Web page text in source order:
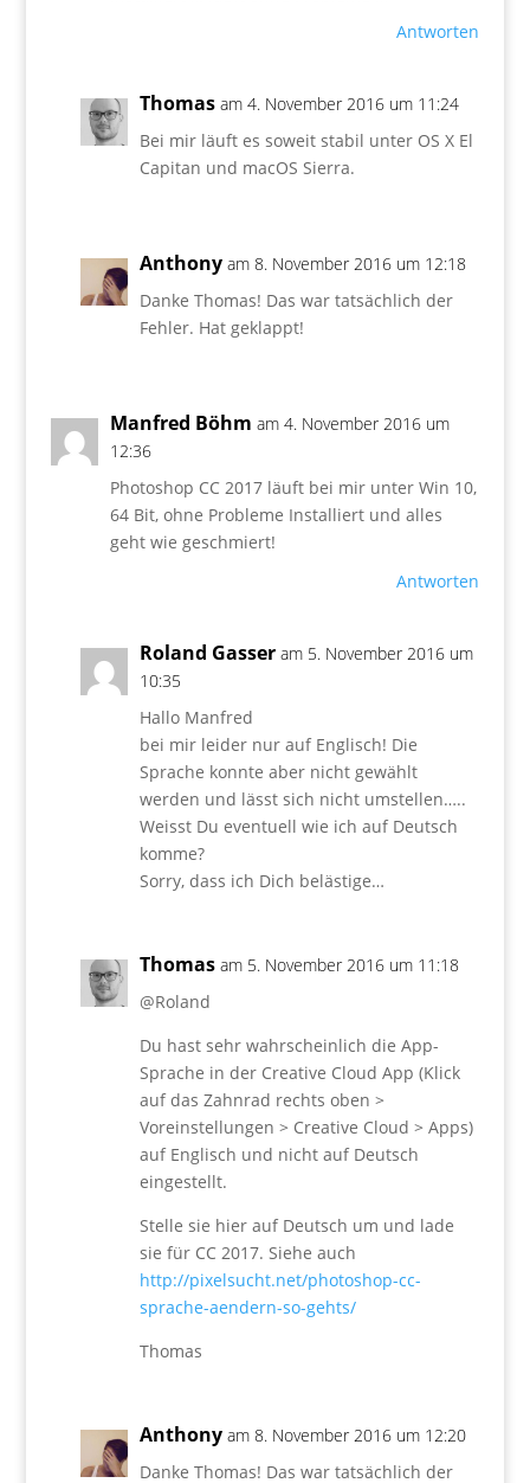
Antworten
Thomas am 4. November 2016 um 11:24
Bei mir läuft es soweit stabil unter OS X El
Capitan und macOS Sierra.
Anthony am 8. November 2016 um 12:18
Danke Thomas! Das war tatsächlich der
Fehler. Hat geklappt!
Manfred Böhm am 4. November 2016 um
12:36
Photoshop CC 2017 läuft bei mir unter Win 10,
64 Bit, ohne Probleme Installiert und alles
geht wie geschmiert!
Antworten
Roland Gasser am 5. November 2016 um
10:35
Hallo Manfred
bei mir leider nur auf Englisch! Die
Sprache konnte aber nicht gewählt
werden und lässt sich nicht umstellen…..
Weisst Du eventuell wie ich auf Deutsch
komme?
Sorry, dass ich Dich belästige…
Thomas am 5. November 2016 um 11:18
@Roland
Du hast sehr wahrscheinlich die App-
Sprache in der Creative Cloud App (Klick
auf das Zahnrad rechts oben >
Voreinstellungen > Creative Cloud > Apps)
auf Englisch und nicht auf Deutsch
eingestellt.
Stelle sie hier auf Deutsch um und lade
sie für CC 2017. Siehe auch
http://pixelsucht.net/photoshop-cc-
sprache-aendern-so-gehts/
Thomas
Anthony am 8. November 2016 um 12:20
Danke Thomas! Das war tatsächlich der